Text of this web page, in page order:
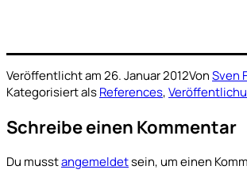
Veröffentlicht am26. Januar 2012VonSven
Kategorisiert alsReferences,
Schreibe einen Kommentar
Du musstangemeldetsein, um einen